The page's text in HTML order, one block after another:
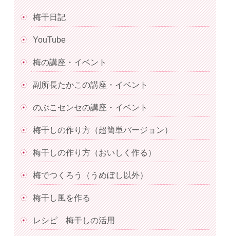
梅干日記
YouTube
梅の講座・イベント
副所長たかこの講座・イベント
のぶこセンセの講座・イベント
梅干しの作り方（超簡単バージョン）
梅干しの作り方（おいしく作る）
梅でつくろう（うめぼし以外）
梅干し風を作る
レシピ 梅干しの活用